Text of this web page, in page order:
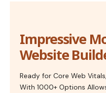
Impressive
Website
Ready for Core Web
With 1000+ Options